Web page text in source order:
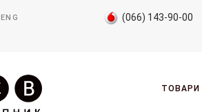
ENG (066) 143-90-00
ТОВАРИ